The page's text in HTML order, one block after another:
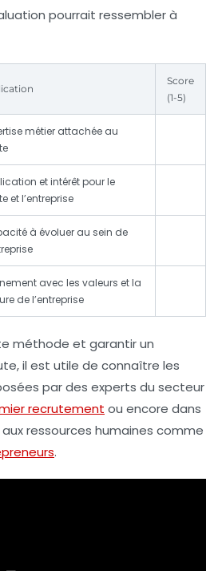
pourrait ressembler à
Score
(1-5)
métier attachée au
et intérêt pour le
et l’entreprise
à évoluer au sein de
avec les valeurs et la
de l’entreprise
méthode et garantir un
il est utile de connaître les
par des experts du secteur
recrutement ou encore dans
ressources humaines comme
.